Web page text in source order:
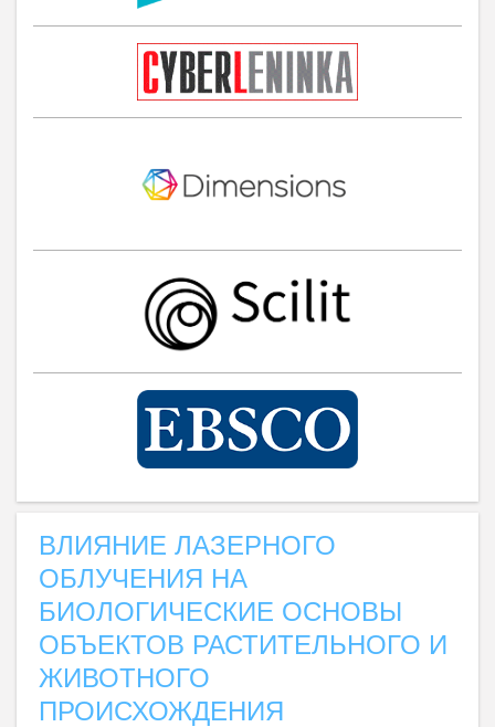
ВЛИЯНИЕ ЛАЗЕРНОГО
ОБЛУЧЕНИЯ НА
БИОЛОГИЧЕСКИЕ ОСНОВЫ
ОБЪЕКТОВ РАСТИТЕЛЬНОГО И
ЖИВОТНОГО
ПРОИСХОЖДЕНИЯ